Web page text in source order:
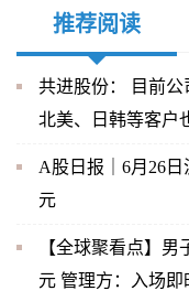
推荐阅读
共进股份： 目前公
北美、日韩等客户
A股日报｜6月26日
元
【全球聚看点】
元 管理方：入场即